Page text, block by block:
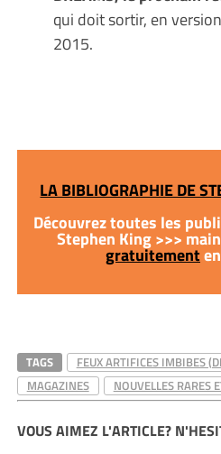
qui doit sortir, en
2015.
LA BIBLIOGRAPHIE DE
Découvrez toutes les
Stephen King >>>
gratuitement
TAGS
FEUX ARTIFICES IMBIBES
MAGAZINES
NOUVELLES RARES
VOUS AIMEZ L'ARTICLE?